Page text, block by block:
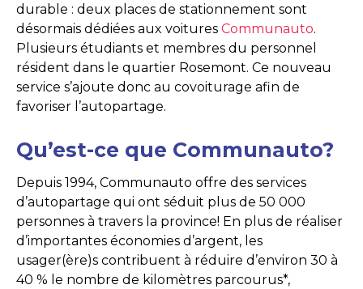
durable : deux places de stationnement sont
désormais dédiées aux voitures Communauto.
Plusieurs étudiants et membres du personnel
résident dans le quartier Rosemont. Ce nouveau
service s’ajoute donc au covoiturage afin de
favoriser l’autopartage.
Qu’est-ce que Communauto?
Depuis 1994, Communauto offre des services
d’autopartage qui ont séduit plus de 50 000
personnes à travers la province! En plus de réaliser
d’importantes économies d’argent, les
usager(ère)s contribuent à réduire d’environ 30 à
40 % le nombre de kilomètres parcourus*,